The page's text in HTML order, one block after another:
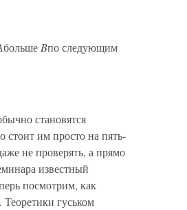
больше Bпо следующим
становятся
стоит им просто на пять-
не проверять, а прямо
известный
посмотрим, как
гуськом